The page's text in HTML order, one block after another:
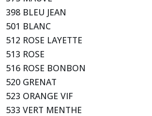
398 BLEU JEAN
501 BLANC
512 ROSE LAYETTE
513 ROSE
516 ROSE BONBON
520 GRENAT
523 ORANGE VIF
533 VERT MENTHE